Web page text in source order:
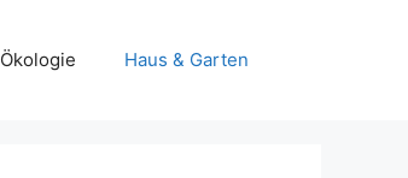
Ökologie Haus & Garten